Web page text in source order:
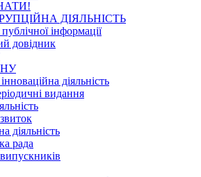
ДІЯЛЬНІСТЬ
інформації
довідник
діяльність
видання
діяльність
рада